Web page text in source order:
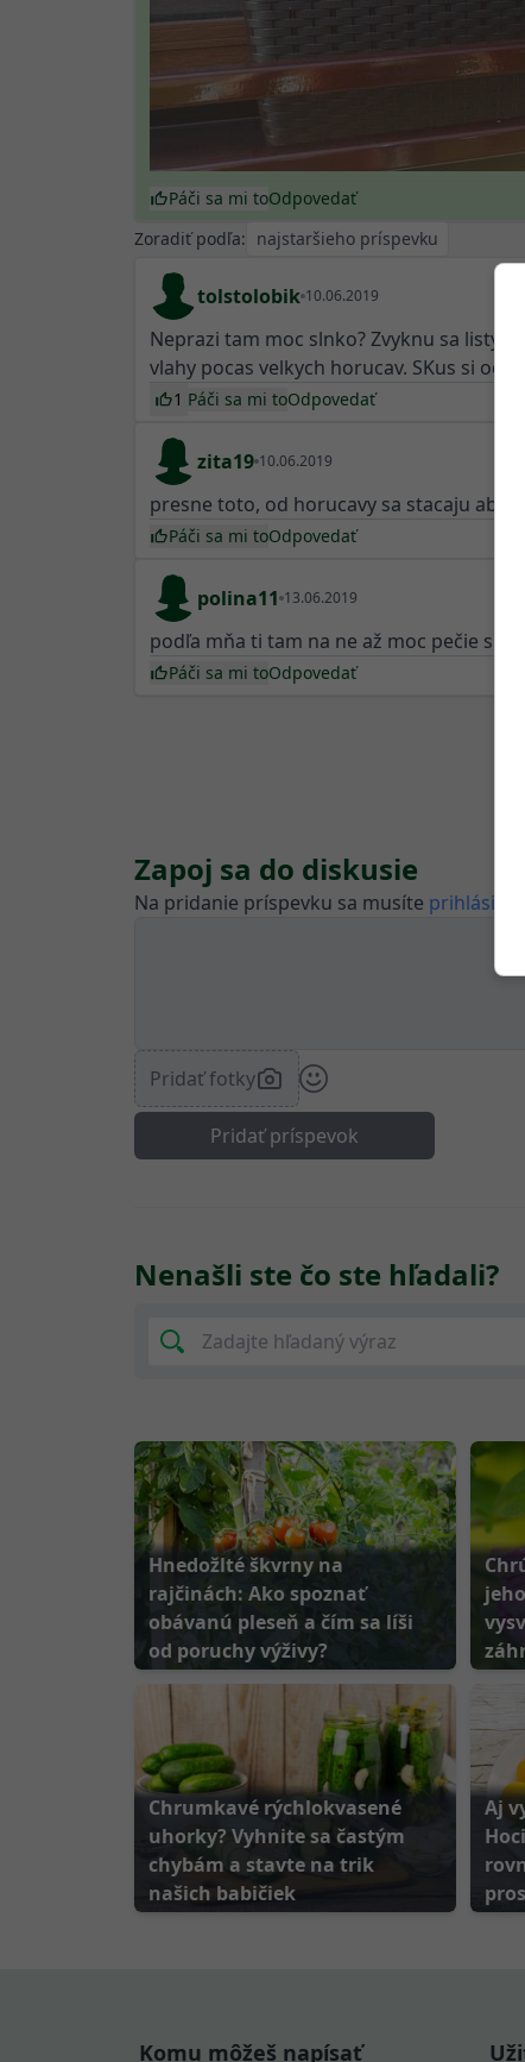
Páči sa mi toOdpovedať
Zoradiť podľa:
tolstolobik 10.06.2019
Neprazi tam moc slnko? Zvyknu sa listy
vlahy pocas velkych horucav. SKus si
1 Páči sa mi toOdpovedať
zita19 10.06.2019
presne toto, od horucavy sa stacaju aby
Páči sa mi toOdpovedať
polina11 13.06.2019
podľa mňa ti tam na ne až moc pečie
Páči sa mi toOdpovedať
Zapoj sa do diskusie
Na pridanie príspevku sa musíte prihlásiť.
Pridať fotky
Pridať príspevok
Nenašli ste čo ste hľadali?
Hnedožlté škvrny na
rajčinách: Ako spoznať
obávanú pleseň a čím sa líši
od poruchy výživy?
Chrumkavé rýchlokvasené
uhorky? Vyhnite sa častým
chybám a stavte na trik
našich babičiek
Aj
Komu môžeš napísať